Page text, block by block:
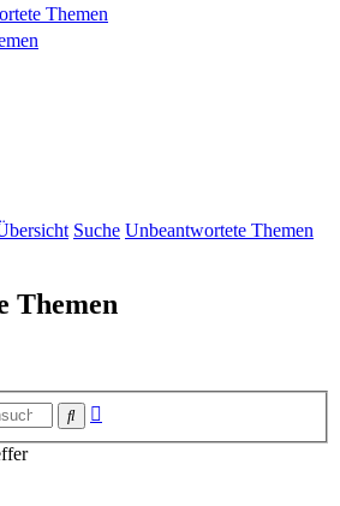
Themen
Suche Unbeantwortete Themen
Themen
Suche